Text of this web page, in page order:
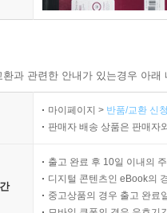
과 관련한 안내가 있는경우 아
마이페이지 > 반품/교환 신
판매자 배송 상품은 판매자
출고 완료 후 10일 이내의
디지털 콘텐츠인 eBook의
중고상품의 경우 출고 완료